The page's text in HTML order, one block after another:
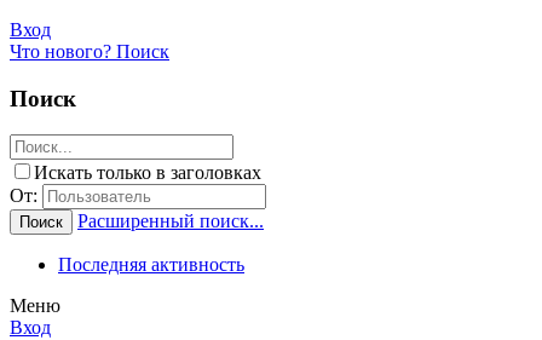
Вход
Что нового? Поиск
Поиск
Искать только в заголовках
От:
Поиск Расширенный поиск...
Последняя активность
Меню
Вход